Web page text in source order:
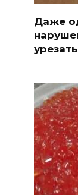
Даже